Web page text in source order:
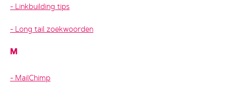
Linkbuilding tips
Long tail zoekwoorden
M
MailChimp